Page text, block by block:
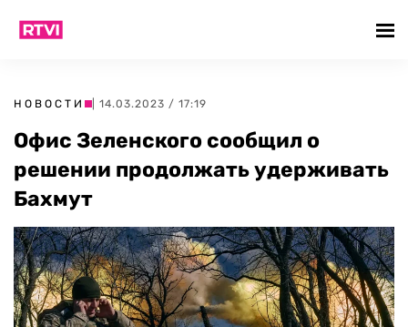
НОВОСТИ | 14.03.2023 / 17:19
Офис Зеленского сообщил о
решении продолжать удерживать
Бахмут